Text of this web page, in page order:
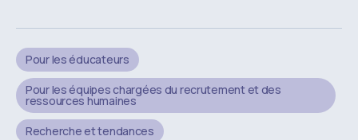
Pour les éducateurs
Pour les équipes chargées du recrutement et des
ressources humaines
Recherche et tendances